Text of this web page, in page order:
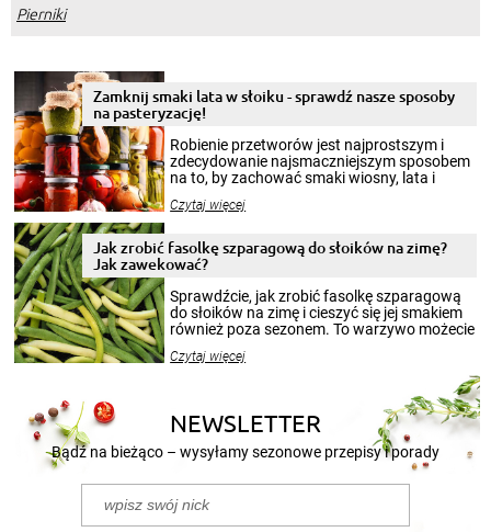
Pierniki
Zamknij smaki lata w słoiku - sprawdź nasze sposoby
na pasteryzację!
Robienie przetworów jest najprostszym i
zdecydowanie najsmaczniejszym sposobem
na to, by zachować smaki wiosny, lata i
krajobrazów, by cieszyć nimi oko w sezonie
pełni poczuć atmosferę cieplejszych
miesięcy. Przygotowanie słoików ze
smakowitą zawartością musi obejmować
patenty, które pozwolą zachować świeżość
przetworów.
Czytaj więcej
Jak zrobić fasolkę szparagową do słoików na zimę?
Jak zawekować?
Sprawdźcie, jak zrobić fasolkę szparagową
do słoików na zimę i cieszyć się jej smakiem
również poza sezonem. To warzywo możecie
nasze propozycje!
Czytaj więcej
NEWSLETTER
Bądź na bieżąco – wysyłamy sezonowe przepisy i porady